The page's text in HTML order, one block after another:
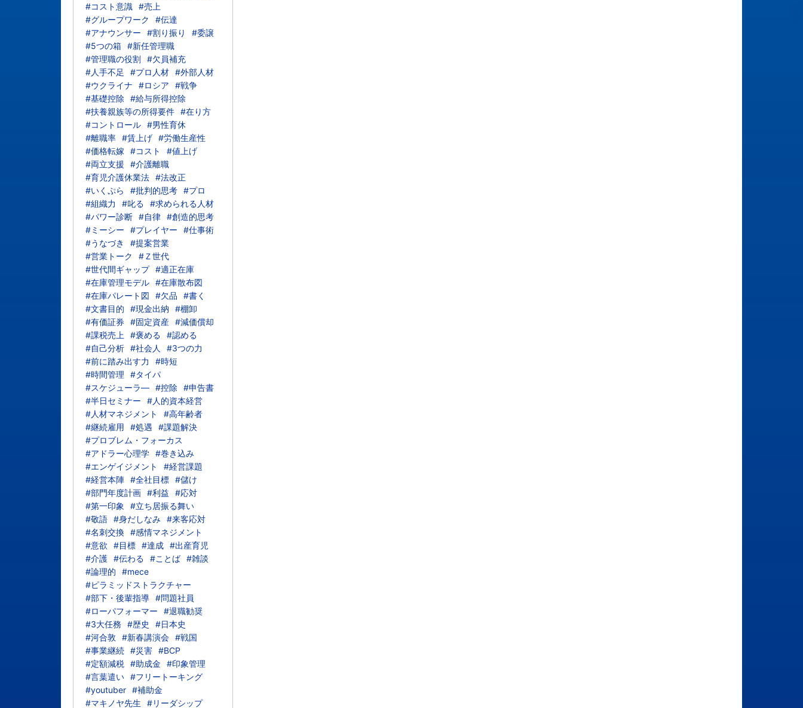
#コスト意識 #売上
#グループワーク
#伝達
#アナウンサー
#割り振り
#委譲
#5つの箱 #新任管理職
#管理職の役割 #欠員補充
#人手不足
#プロ人材 #外部人材
#ウクライナ
#ロシア
#戦争
#基礎控除
#給与所得控除
#扶養親族等の所得要件 #在り方
#コントロール #男性育休
#離職率 #賃上げ #労働生産性
#価格転嫁
#コスト
#値上げ
#両立支援
#介護離職
#育児介護休業法 #法改正
#いくぷら
#批判的思考 #プロ
#組織力
#叱る
#求められる人材
#パワー診断 #自律 #創造的思考
#ミーシー
#プレイヤー
#仕事術
#うなづき
#提案営業
#営業トーク
#Ｚ世代
#世代間ギャップ #適正在庫
#在庫管理モデル #在庫散布図
#在庫パレート図
#欠品
#書く
#文書目的
#現金出納
#棚卸
#有価証券
#固定資産 #減価償却
#課税売上
#褒める
#認める
#自己分析 #社会人
#3つの力
#前に踏み出す力
#時短
#時間管理
#タイパ
#スケジューラ― #控除
#申告書
#半日セミナー
#人的資本経営
#人材マネジメント
#高年齢者
#継続雇用
#処遇
#課題解決
#プロブレム・フォーカス
#アドラー心理学 #巻き込み
#エンゲイジメント
#経営課題
#経営本陣 #全社目標 #儲け
#部門年度計画 #利益
#応対
#第一印象
#立ち居振る舞い
#敬語 #身だしなみ #来客応対
#名刺交換 #感情マネジメント
#意欲
#目標 #達成 #出産育児
#介護 #伝わる #ことば #雑談
#論理的
#mece
#ピラミッドストラクチャー
#部下・後輩指導 #問題社員
#ローパフォーマー
#退職勧奨
#3大任務
#歴史
#日本史
#河合敦
#新春講演会 #戦国
#事業継続 #災害 #BCP
#定額減税 #助成金
#印象管理
#言葉遣い #フリートーキング
#youtuber #補助金
#マキノヤ先生
#リーダシップ